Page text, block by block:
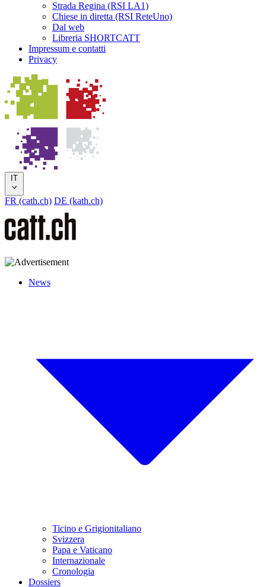
Strada Regina (RSI LA1)
Chiese in diretta (RSI ReteUno)
Dal web
Libreria SHORTCATT
Impressum e contatti
Privacy
IT
FR (cath.ch) DE (kath.ch)
News
Ticino e Grigionitaliano
Svizzera
Papa e Vaticano
Internazionale
Cronologia
Dossiers